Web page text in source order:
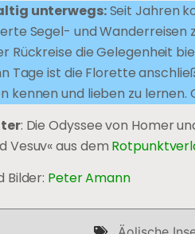
unterwegs:Seit Jahren
Segel- und Wanderreisen
Rückreise die Gelegenheit
Tage ist die Florette
kennen und lieben zu
: Die Odyssee von Homer
Vesuv« aus dem
Bilder: Peter Amann